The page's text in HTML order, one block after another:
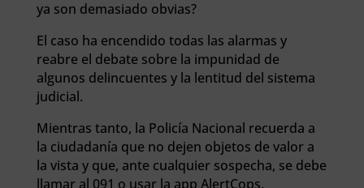
ya son demasiado obvias?
El caso ha encendido todas las alarmas y
reabre el debate sobre la impunidad de
algunos delincuentes y la lentitud del sistema
judicial.
Mientras tanto, la Policía Nacional recuerda a
la ciudadanía que no dejen objetos de valor a
la vista y que, ante cualquier sospecha, se debe
llamar al 091 o usar la app AlertCops.